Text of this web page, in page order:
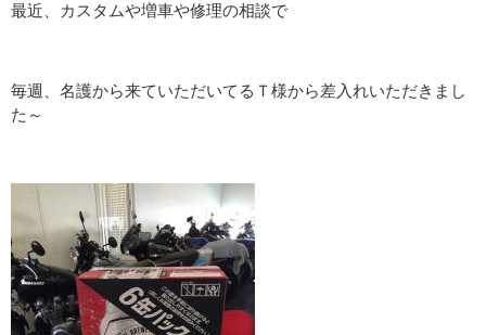
最近、カスタムや増車や修理の相談で
毎週、名護から来ていただいてるＴ様から差入れいただきまし
た～